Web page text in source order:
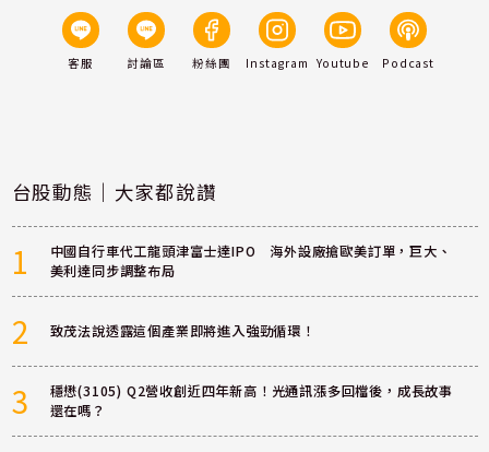
客服 討論區 粉絲團 Instagram Youtube Podcast
台股動態｜大家都說讚
1
中國自行車代工龍頭津富士達IPO 海外設廠搶歐美訂單，巨大、
美利達同步調整布局
2 致茂法說透露這個產業即將進入強勁循環！
3
穩懋(3105) Q2營收創近四年新高！光通訊漲多回檔後，成長故事
還在嗎？